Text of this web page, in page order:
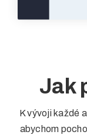
Jak
K vývoji každé
abychom